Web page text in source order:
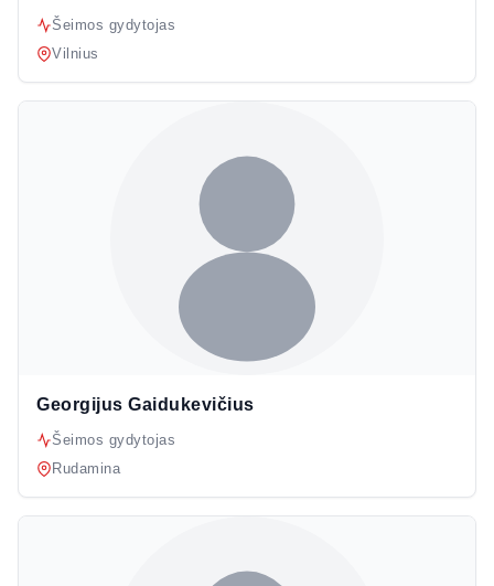
Šeimos gydytojas
Vilnius
Georgijus Gaidukevičius
Šeimos gydytojas
Rudamina